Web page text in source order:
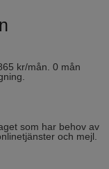
kr/mån. 0 mån
som har behov av
och mejl.